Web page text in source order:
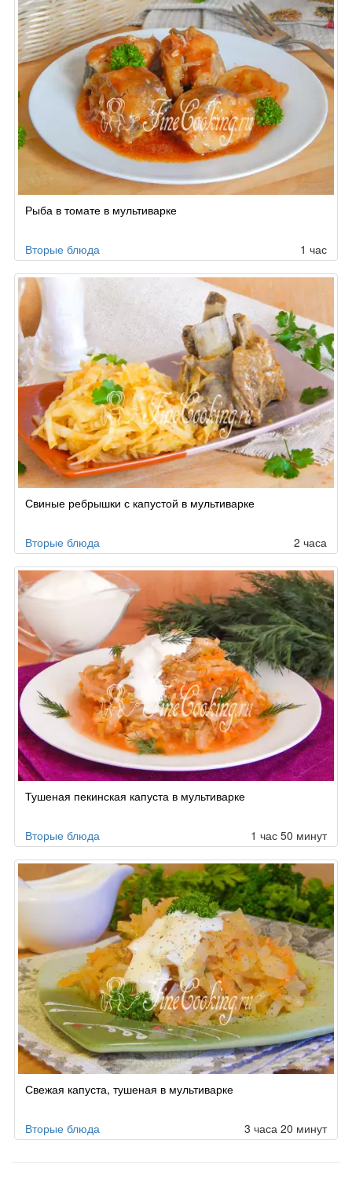
Рыба в томате в мультиварке
Вторые блюда 1 час
Свиные ребрышки с капустой в мультиварке
Вторые блюда 2 часа
Тушеная пекинская капуста в мультиварке
Вторые блюда 1 час 50 минут
Свежая капуста, тушеная в мультиварке
Вторые блюда 3 часа 20 минут